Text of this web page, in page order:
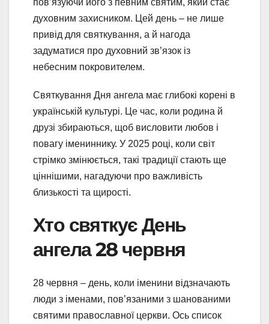
духовним захисником. Цей день – не лише
привід для святкування, а й нагода
задуматися про духовний зв’язок із
небесним покровителем.
Святкування Дня ангела має глибокі корені в
українській культурі. Це час, коли родина й
друзі збираються, щоб висловити любов і
повагу імениннику. У 2025 році, коли світ
стрімко змінюється, такі традиції стають ще
ціннішими, нагадуючи про важливість
близькості та щирості.
Хто святкує День
ангела 28 червня
28 червня – день, коли іменини відзначають
люди з іменами, пов’язаними з шанованими
святими православної церкви. Ось список